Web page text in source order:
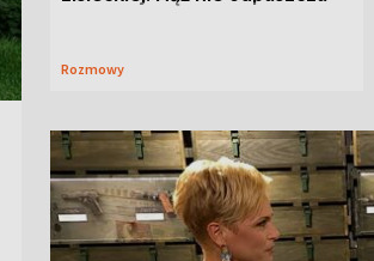
Rozmowy